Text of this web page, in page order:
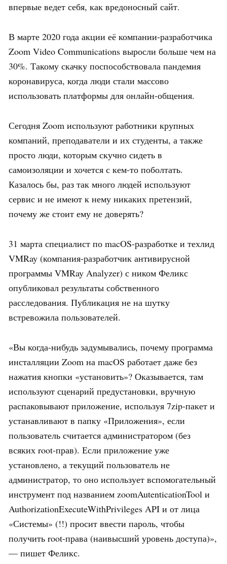
впервые ведет себя, как вредоносный сайт.
В марте 2020 года акции её компании-разработчика
Zoom Video Communications выросли больше чем на
30%. Такому скачку поспособствовала пандемия
коронавируса, когда люди стали массово
использовать платформы для онлайн-общения.
Сегодня Zoom используют работники крупных
компаний, преподаватели и их студенты, а также
просто люди, которым скучно сидеть в
самоизоляции и хочется с кем-то поболтать.
Казалось бы, раз так много людей используют
сервис и не имеют к нему никаких претензий,
почему же стоит ему не доверять?
31 марта специалист по macOS-разработке и техлид
VMRay (компания-разработчик антивирусной
программы VMRay Analyzer) с ником Феликс
опубликовал результаты собственного
расследования. Публикация не на шутку
встревожила пользователей.
«Вы когда-нибудь задумывались, почему программа
инсталляции Zoom на macOS работает даже без
нажатия кнопки «установить»? Оказывается, там
используют сценарий предустановки, вручную
распаковывают приложение, используя 7zip-пакет и
устанавливают в папку «Приложения», если
пользователь считается администратором (без
всяких root-прав). Если приложение уже
установлено, а текущий пользователь не
администратор, то оно использует вспомогательный
инструмент под названием zoomAutenticationTool и
AuthorizationExecuteWithPrivileges API и от лица
«Системы» (!!) просит ввести пароль, чтобы
получить root-права (наивысший уровень доступа)»,
— пишет Феликс.